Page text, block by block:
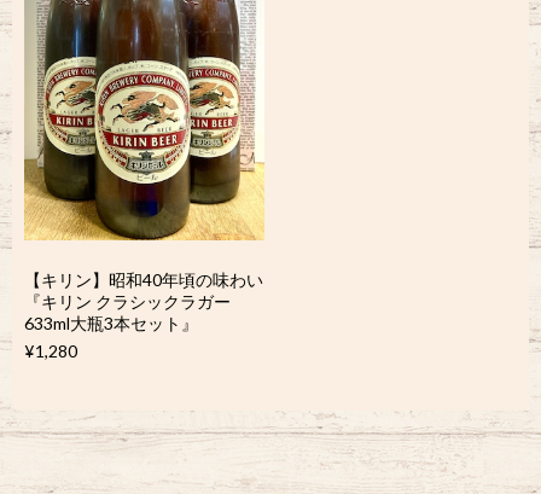
【キリン】昭和40年頃の味わい
『キリン クラシックラガー
633ml大瓶3本セット』
¥1,280